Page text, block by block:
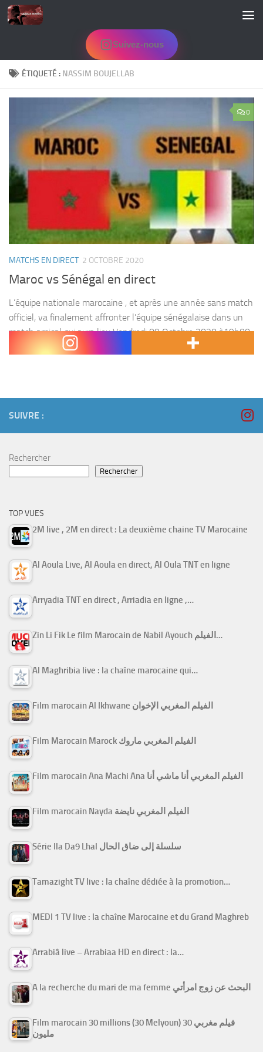
Skip to content
Suivez-nous
ÉTIQUETÉ : NASSIM BOUJELLAB
0
MATCHS EN DIRECT 2 OCTOBRE 2020
Maroc vs Sénégal en direct
L’équipe nationale marocaine , et après une année sans match
officiel, va finalement affronter l’équipe sénégalaise dans un
match amical qui aura lieu Vendredi 09 Octobre 2020 à19h00
heure locale, au stade Moulay Abdellah...
SUIVRE :
Rechercher
Rechercher
TOP VUES
2M live , 2M en direct : La deuxième chaine TV Marocaine
Al Aoula Live, Al Aoula en direct, Al Oula TNT en ligne
Arryadia TNT en direct , Arriadia en ligne ,…
Zin Li Fik Le film Marocain de Nabil Ayouch الفيلم…
Al Maghribia live : la chaîne marocaine qui…
Film marocain Al Ikhwane الفيلم المغربي الإخوان
Film Marocain Marock الفيلم المغربي ماروك
Film marocain Ana Machi Ana الفيلم المغربي أنا ماشي أنا
Film marocain Nayda الفيلم المغربي نايضة
Série Ila Da9 Lhal سلسلة إلى ضاق الحال
Tamazight TV live : la chaîne dédiée à la promotion…
MEDI 1 TV live : la chaîne Marocaine et du Grand Maghreb
Arrabiâ live – Arrabiaa HD en direct : la…
A la recherche du mari de ma femme البحث عن زوج امرأتي
Film marocain 30 millions (30 Melyoun) فيلم مغربي 30
مليون